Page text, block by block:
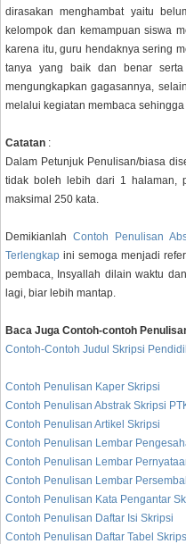
dirasakan menghambat yaitu
kelompok dan kemampuan siswa
karena itu, guru hendaknya sering
tanya yang baik dan benar
mengungkapkan gagasannya,
melalui kegiatan membaca
Catatan :
Dalam Petunjuk Penulisan/biasa
tidak boleh lebih dari 1 halaman,
maksimal 250 kata.
Demikianlah Contoh Penulisan
Terlengkap ini semoga menjadi
pembaca, Insyallah dilain waktu
lagi, biar lebih mantap.
Baca Juga Contoh-contoh
Contoh-Contoh Judul Skripsi
Contoh Penulisan Kaper Skripsi
Contoh Penulisan Abstrak Skripsi
Contoh Penulisan Artikel Skripsi
Contoh Penulisan Lembar
Contoh Penulisan Lembar
Contoh Penulisan Lembar
Contoh Penulisan Kata Pengantar
Contoh Penulisan Daftar Isi Skripsi
Contoh Penulisan Daftar Tabel